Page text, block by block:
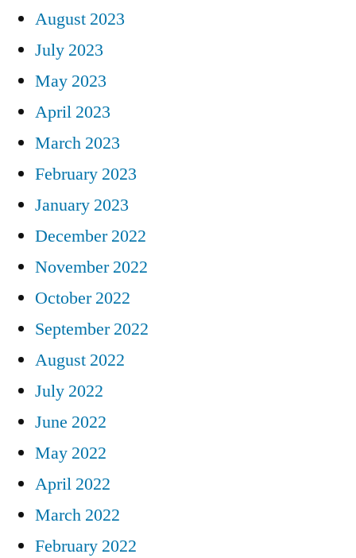
August 2023
July 2023
May 2023
April 2023
March 2023
February 2023
January 2023
December 2022
November 2022
October 2022
September 2022
August 2022
July 2022
June 2022
May 2022
April 2022
March 2022
February 2022